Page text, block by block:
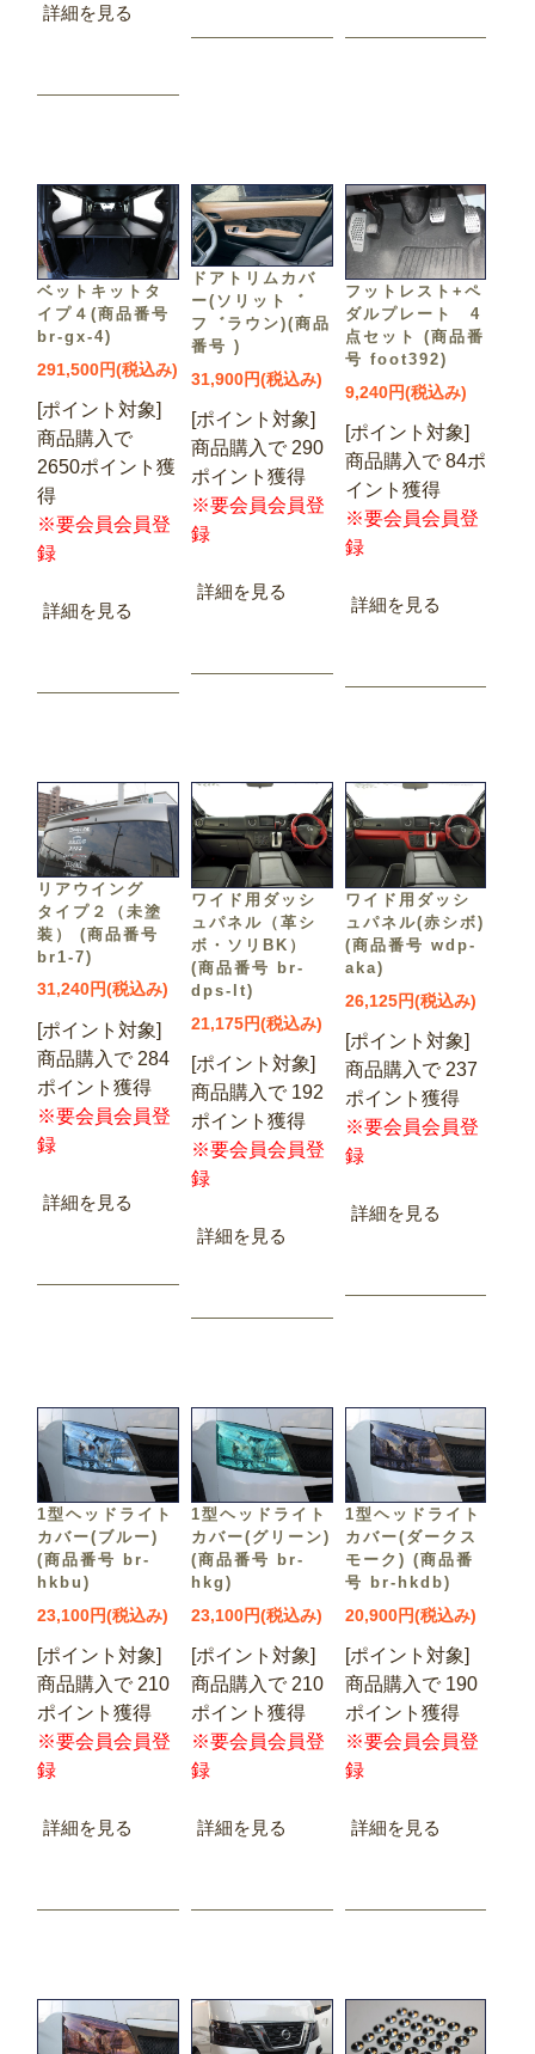
詳細を見る
ベットキットタ
イプ４(商品番号
br-gx-4)
291,500円(税込み)
[ポイント対象]
商品購入で
2650ポイント獲
得
※要会員会員登
録
詳細を見る
ドアトリムカバ
ー(ソリット゛
フ゛ラウン)(商品
番号 )
31,900円(税込み)
[ポイント対象]
商品購入で 290
ポイント獲得
※要会員会員登
録
詳細を見る
フットレスト+ペ
ダルプレート 4
点セット (商品番
号 foot392)
9,240円(税込み)
[ポイント対象]
商品購入で 84ポ
イント獲得
※要会員会員登
録
詳細を見る
リアウイング
タイプ２（未塗
装） (商品番号
br1-7)
31,240円(税込み)
[ポイント対象]
商品購入で 284
ポイント獲得
※要会員会員登
録
詳細を見る
ワイド用ダッシ
ュパネル（革シ
ボ・ソリBK）
(商品番号 br-
dps-lt)
21,175円(税込み)
[ポイント対象]
商品購入で 192
ポイント獲得
※要会員会員登
録
詳細を見る
ワイド用ダッシ
ュパネル(赤シボ)
(商品番号 wdp-
aka)
26,125円(税込み)
[ポイント対象]
商品購入で 237
ポイント獲得
※要会員会員登
録
詳細を見る
1型ヘッドライト
カバー(ブルー)
(商品番号 br-
hkbu)
23,100円(税込み)
[ポイント対象]
商品購入で 210
ポイント獲得
※要会員会員登
録
詳細を見る
1型ヘッドライト
カバー(グリーン)
(商品番号 br-
hkg)
23,100円(税込み)
[ポイント対象]
商品購入で 210
ポイント獲得
※要会員会員登
録
詳細を見る
1型ヘッドライト
カバー(ダークス
モーク) (商品番
号 br-hkdb)
20,900円(税込み)
[ポイント対象]
商品購入で 190
ポイント獲得
※要会員会員登
録
詳細を見る